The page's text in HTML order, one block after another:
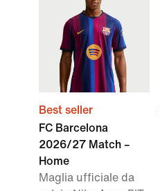
Best seller
FC Barcelona
2026/27 Match –
Home
Maglia ufficiale da